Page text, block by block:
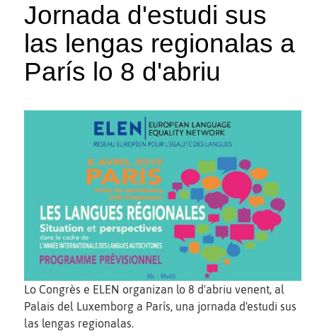
Jornada d'estudi sus
las lengas regionalas a
París lo 8 d'abriu
Lo Congrès e ELEN organizan lo 8 d'abriu venent, al
Palais del Luxemborg a París, una jornada d'estudi sus
las lengas regionalas.